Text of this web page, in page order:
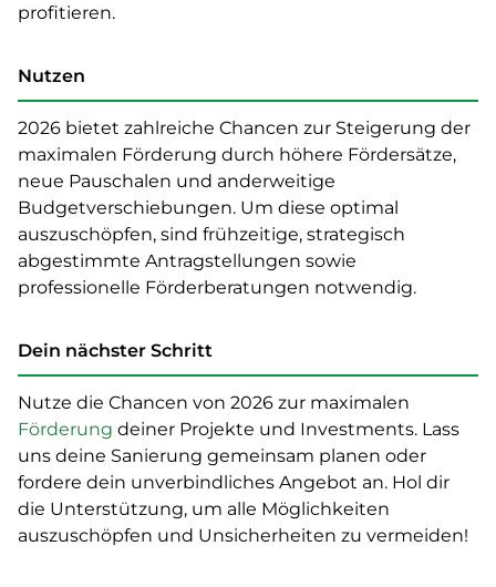
profitieren.
Nutzen
2026 bietet zahlreiche Chancen zur Steigerung der
maximalen Förderung durch höhere Fördersätze,
neue Pauschalen und anderweitige
Budgetverschiebungen. Um diese optimal
auszuschöpfen, sind frühzeitige, strategisch
abgestimmte Antragstellungen sowie
professionelle Förderberatungen notwendig.
Dein nächster Schritt
Nutze die Chancen von 2026 zur maximalen
Förderung deiner Projekte und Investments. Lass
uns deine Sanierung gemeinsam planen oder
fordere dein unverbindliches Angebot an. Hol dir
die Unterstützung, um alle Möglichkeiten
auszuschöpfen und Unsicherheiten zu vermeiden!